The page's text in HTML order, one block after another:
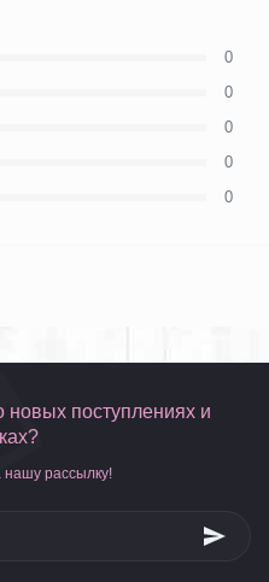
0
0
0
0
0
новых поступлениях и
рассылку!